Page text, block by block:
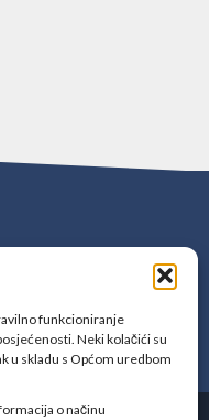
funkcioniranje
Neki kolačići su
u skladu s Općom uredbom
o načinu